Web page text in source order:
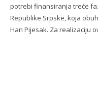
potrebi finansiranja treće
Republike Srpske, koja
Han Pijesak. Za realizaciju